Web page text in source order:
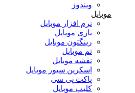
ویندوز
موبایل
نرم افزار موبایل
بازی موبایل
رینگتون موبایل
تم موبایل
نقشه موبایل
اسکرین سیور موبایل
پاکت پی سی
کلیپ موبایل